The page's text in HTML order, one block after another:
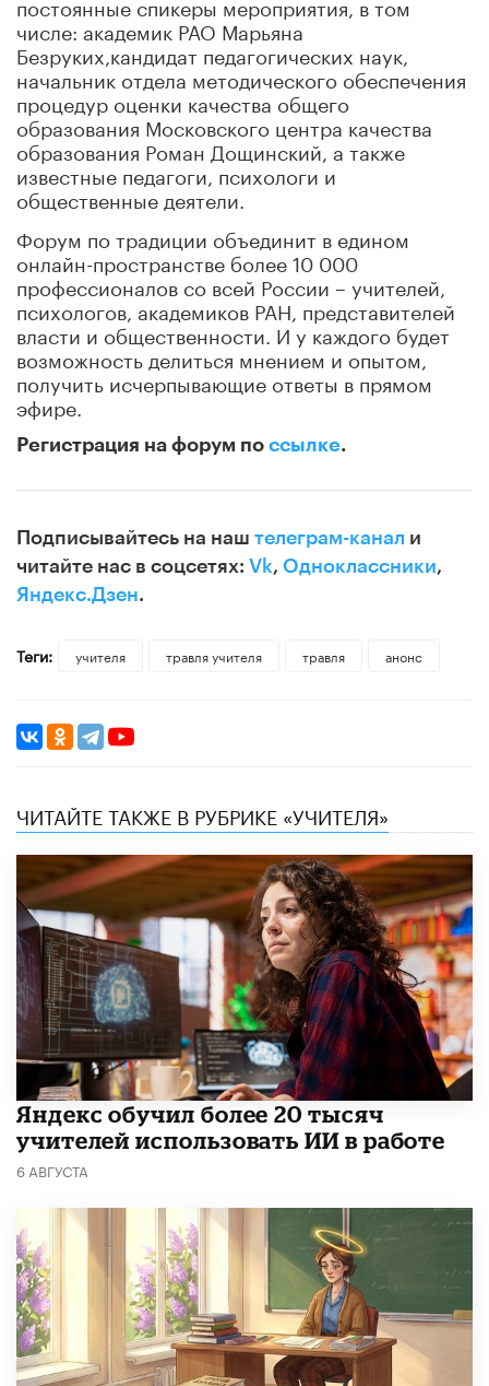
числе: академик РАО Марьяна
Безруких,кандидат педагогических наук,
начальник отдела методического обеспечения
процедур оценки качества общего
образования Московского центра качества
образования Роман Дощинский, а также
известные педагоги, психологи и
общественные деятели.
Форум по традиции объединит в едином
онлайн-пространстве более 10 000
профессионалов со всей России – учителей,
психологов, академиков РАН, представителей
власти и общественности. И у каждого будет
возможность делиться мнением и опытом,
получить исчерпывающие ответы в прямом
эфире.
Регистрация на форум по ссылке.
Подписывайтесь на наш телеграм-канал и
читайте нас в соцсетях: Vk, Одноклассники,
Яндекс.Дзен.
Теги: учителя травля учителя травля анонс
ЧИТАЙТЕ ТАКЖЕ В РУБРИКЕ «УЧИТЕЛЯ»
​Яндекс обучил более 20 тысяч
учителей использовать ИИ в работе
6 АВГУСТА